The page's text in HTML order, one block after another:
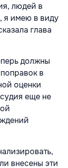
людей в
я имею в виду
глава
должны
в
оценки
еще не
внесены эти